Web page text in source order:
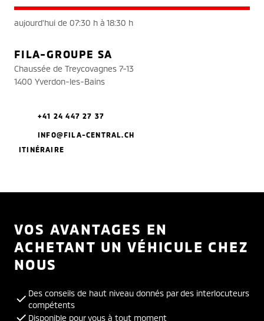
aujourd'hui de 07:30 h à 18:30 h
FILA-GROUPE SA
Chaussée de Treycovagnes 7-13
1400 Yverdon-les-Bains
+41 24 447 27 37
INFO@FILA-CENTRAL.CH
ITINÉRAIRE
VOS AVANTAGES EN
ACHETANT UN VÉHICULE CHEZ
NOUS
Des conseils de haut niveau donnés par des interlocuteurs
compétents
Disponible pour vous à tout moment